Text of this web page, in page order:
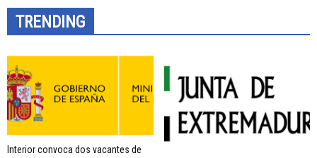
TRENDING
Interior convoca dos vacantes de